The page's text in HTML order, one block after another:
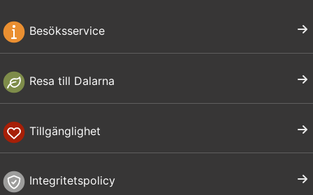
Besöksservice
Resa till Dalarna
Tillgänglighet
Integritetspolicy